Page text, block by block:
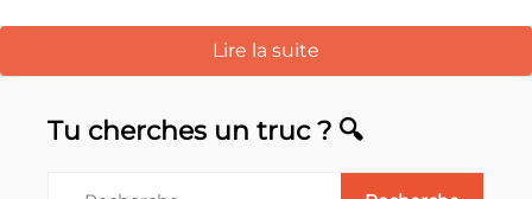
Lire la suite
Tu cherches un truc ? 🔍